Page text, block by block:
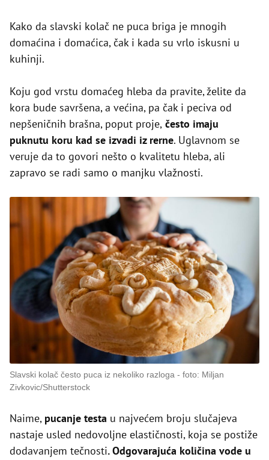
Kako da slavski kolač ne puca briga je mnogih
domaćina i domaćica, čak i kada su vrlo iskusni u
kuhinji.
Koju god vrstu domaćeg hleba da pravite, želite da
kora bude savršena, a većina, pa čak i peciva od
nepšeničnih brašna, poput proje, često imaju
puknutu koru kad se izvadi iz rerne. Uglavnom se
veruje da to govori nešto o kvalitetu hleba, ali
zapravo se radi samo o manjku vlažnosti.
Slavski kolač često puca iz nekoliko razloga
foto: Miljan
Zivkovic/Shutterstock
Naime, pucanje testa u najvećem broju slučajeva
nastaje usled nedovoljne elastičnosti, koja se postiže
dodavanjem tečnosti. Odgovarajuća količina vode u